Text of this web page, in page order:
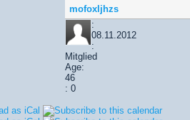
mofoxljhzs
:
08.11.2012
:
Mitglied
Age:
46
: 0